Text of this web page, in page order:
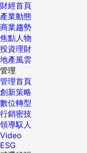
財經首頁
產業動態
商業趨勢
焦點人物
投資理財
地產風雲
管理
管理首頁
創新策略
數位轉型
行銷密技
領導馭人
Video
ESG